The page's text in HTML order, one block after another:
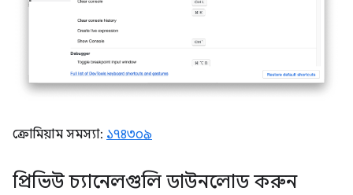
ক্রোমিয়াম সমস্যা: ১৭৪৩০৯
প্রিভিউ চ্যানেলগুলি ডাউনলোড করুন